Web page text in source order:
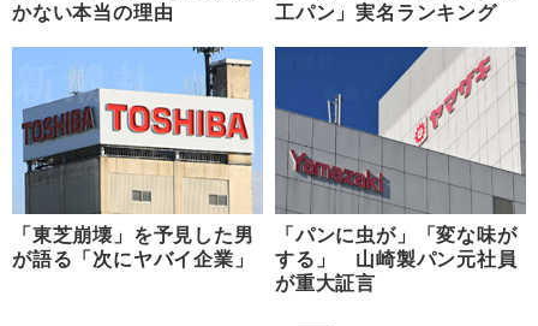
かない本当の理由
工パン」実名ランキング
「東芝崩壊」を予見した男
が語る「次にヤバイ企業」
「パンに虫が」「変な味が
する」 山崎製パン元社員
が重大証言